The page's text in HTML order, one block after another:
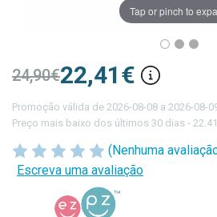
Tap or pinch to
(Nenhuma
Escreva uma avaliação
22,41€
24,90€
Promoção válida de 2026-08-08 a 2026-08-
Preço mais baixo dos últimos 30 dias -